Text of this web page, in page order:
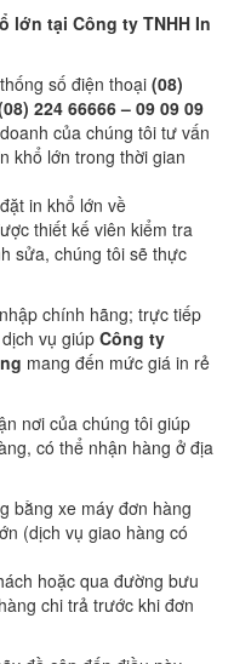
lớn tại Công ty TNHH In
số điện thoại (08)
224 66666 – 09 09 09
của chúng tôi tư vấn
khổ lớn trong thời gian
in khổ lớn về
thiết kế viên kiểm tra
sửa, chúng tôi sẽ thực
chính hãng; trực tiếp
vụ giúp Công ty
mang đến mức giá in rẻ
nơi của chúng tôi giúp
có thể nhận hàng ở địa
bằng xe máy đơn hàng
(dịch vụ giao hàng có
hoặc qua đường bưu
chi trả trước khi đơn